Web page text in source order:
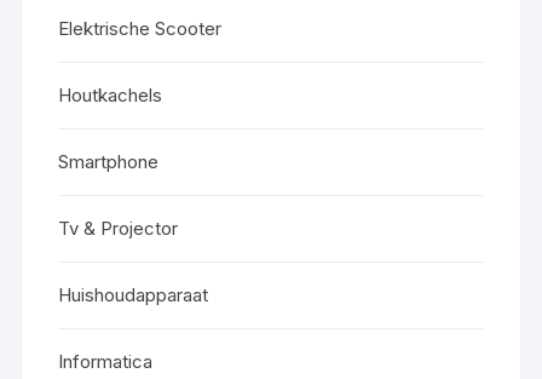
Elektrische Scooter
Houtkachels
Smartphone
Tv & Projector
Huishoudapparaat
Informatica